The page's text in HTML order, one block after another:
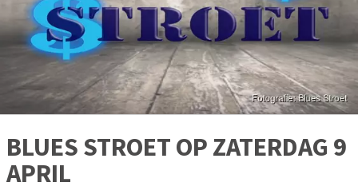
BLUES STROET OP ZATERDAG 9
APRIL